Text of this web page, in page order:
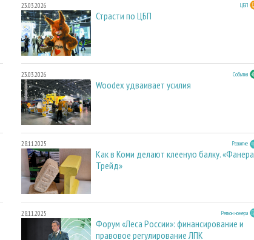
23.03.2026 ЦБП
Страсти по ЦБП
23.03.2026 События
Woodex удваивает усилия
28.11.2025 Развитие
Как в Коми делают клееную балку. «Фанера
Трейд»
28.11.2025 Регион номера
Форум «Леса России»: финансирование и
правовое регулирование ЛПК